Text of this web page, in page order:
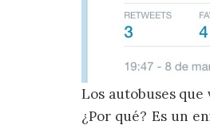
Los autobuses que
¿Por qué? Es un